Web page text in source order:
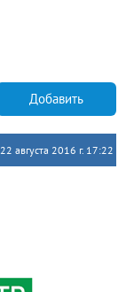
Добавить
22 августа 2016 г. 17:22